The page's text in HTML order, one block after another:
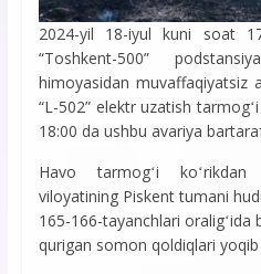
2024-yil 18-iyul kuni soat
“Toshkent-500”
himoyasidan muvaffaqiyatsiz
“L-502” elektr uzatish
18:00 da ushbu avariya
Havo tarmogʻi koʻrikdan
viloyatining Piskent tumani
165-166-tayanchlari
qurigan somon qoldiqlari